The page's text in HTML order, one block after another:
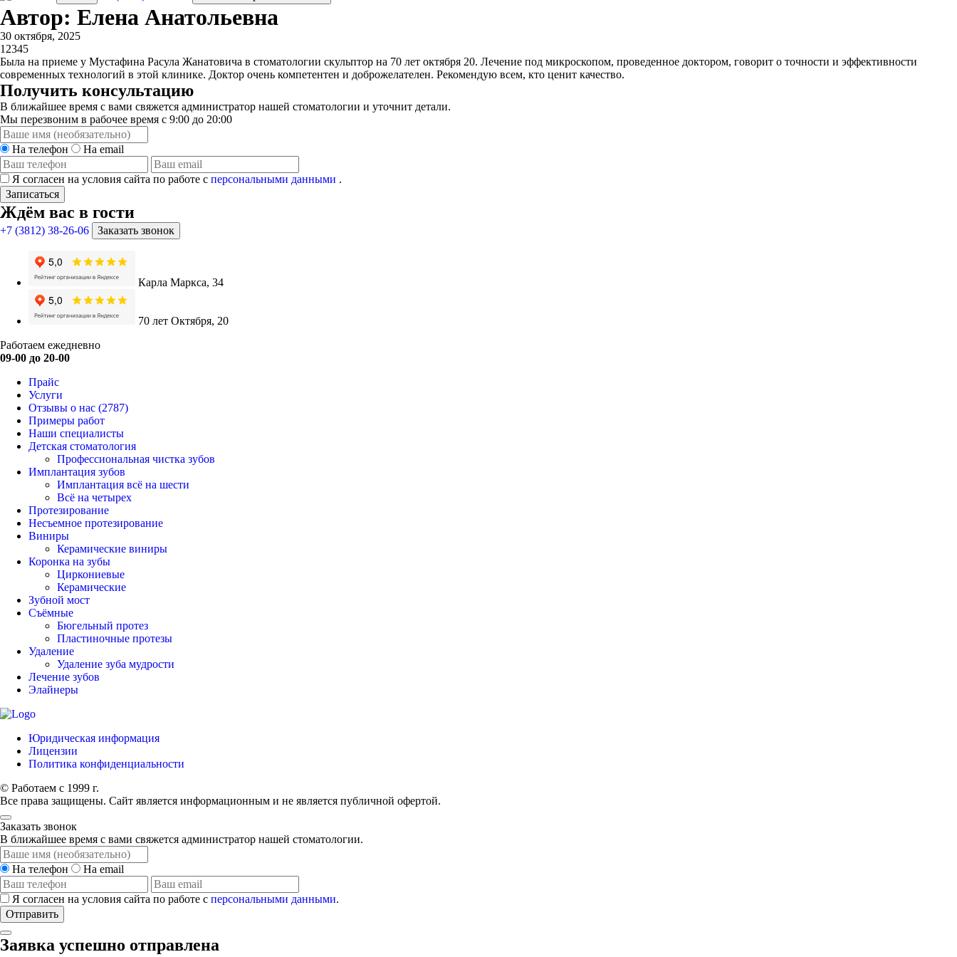
Автор: Елена Анатольевна
30 октября, 2025
1 2345
Была на приеме у Мустафина Расула Жанатовича в стоматологии скульптор на 70 лет октября 20. Лечение под микроскопом, проведенное доктором, говорит о точности и эффективности
современных технологий в этой клинике. Доктор очень компетентен и доброжелателен. Рекомендую всем, кто ценит качество.
Получить консультацию
В ближайшее время с вами свяжется администратор нашей стоматологии и уточнит детали.
Мы перезвоним в рабочее время с 9:00 до 20:00
На телефон На email
Я согласен на условия сайта по работе с персональными данными .
Записаться
Ждём вас в гости
+7 (3812) 38-26-06 Заказать звонок
Карла Маркса, 34
70 лет Октября, 20
Работаем ежедневно
09-00 до 20-00
Прайс
Услуги
Отзывы о нас (2787)
Примеры работ
Наши специалисты
Детская стоматология
Профессиональная чистка зубов
Имплантация зубов
Имплантация всё на шести
Всё на четырех
Протезирование
Несъемное протезирование
Виниры
Керамические виниры
Коронка на зубы
Циркониевые
Керамические
Зубной мост
Съёмные
Бюгельный протез
Пластиночные протезы
Удаление
Удаление зуба мудрости
Лечение зубов
Элайнеры
Юридическая информация
Лицензии
Политика конфиденциальности
© Работаем с 1999 г.
Все права защищены. Сайт является информационным и не является публичной офертой.
Заказать звонок
В ближайшее время с вами свяжется администратор нашей стоматологии.
На телефон На email
Я согласен на условия сайта по работе с персональными данными.
Отправить
Заявка успешно отправлена